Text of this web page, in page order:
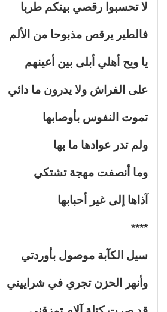
لا تحسبوا رقصي بينكم طربا
فالطير يرقص مذبوحا من الألم
يا ويح أهلي أبلى بين أعينهم
على الفراش ولا يدرون ما دائي
تموت النفوس بأوصابها
ولم تدر عوادها ما بها
وما أنصفت مهجة تشتكي
آذاها إلى غير أحبابها
****
سيل الكآبة موصول بأوردتي
وأنهر الحزن تجري في شراييني